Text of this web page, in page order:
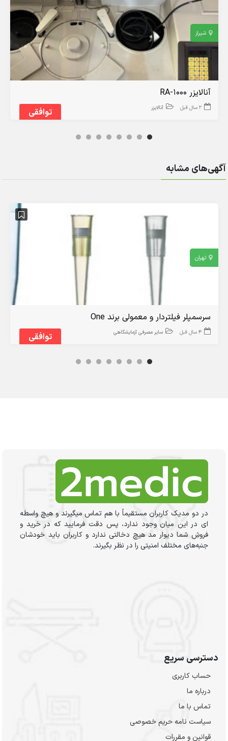
شیراز
توافقی
آنالایزر RA-1000
2 سال قبل آنالایزر
آگهی‌های مشابه
تهران
توافقی
سرسمپلر فیلتردار و معمولی برند One
4 سال قبل سایر مصرفی آزمایشگاهی
در دو مدیک کاربران مستقیماً با هم تماس میگیرند و هیچ واسطه
ای در این میان وجود ندارد، پس دقت فرمایید که در خرید و
فروشِ شما دیوار مد هیچ دخالتی ندارد و کاربران باید خودشان
جنبه‌های مختلف امنیتی را در نظر بگیرند.
دسترسی سریع
حساب کاربری
درباره ما
تماس با ما
سیاست نامه حریم خصوصی
قوانین و مقررات